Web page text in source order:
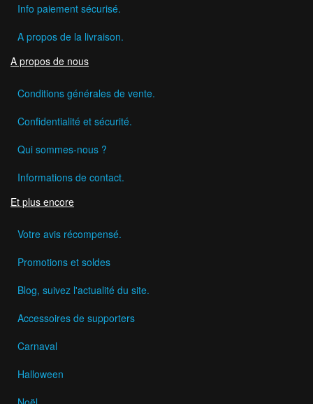
Info paiement sécurisé.
A propos de la livraison.
A propos de nous
Conditions générales de vente.
Confidentialité et sécurité.
Qui sommes-nous ?
Informations de contact.
Et plus encore
Votre avis récompensé.
Promotions et soldes
Blog, suivez l'actualité du site.
Accessoires de supporters
Carnaval
Halloween